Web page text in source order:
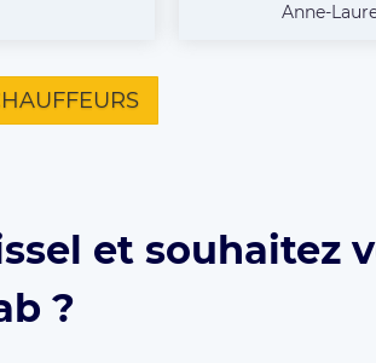
Anne-
et souhaitez
?